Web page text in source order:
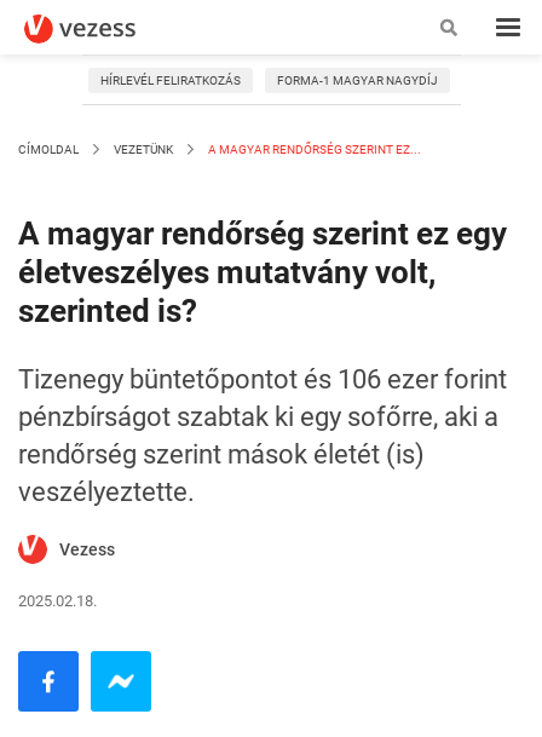
HÍRLEVÉL FELIRATKOZÁS FORMA-1 MAGYAR NAGYDÍJ
CÍMOLDAL VEZETÜNK A MAGYAR RENDŐRSÉG SZERINT EZ...
A magyar rendőrség szerint ez egy
életveszélyes mutatvány volt,
szerinted is?
Tizenegy büntetőpontot és 106 ezer forint
pénzbírságot szabtak ki egy sofőrre, aki a
rendőrség szerint mások életét (is)
veszélyeztette.
Vezess
2025.02.18.